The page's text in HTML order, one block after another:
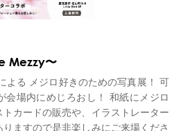
Mezzy〜
よる メジロ好きのための写真展！ 可
会場内にめじろおし！ 和紙にメジロ
カードの販売や、イラストレーター
ますので是非楽しみにご来場くださ